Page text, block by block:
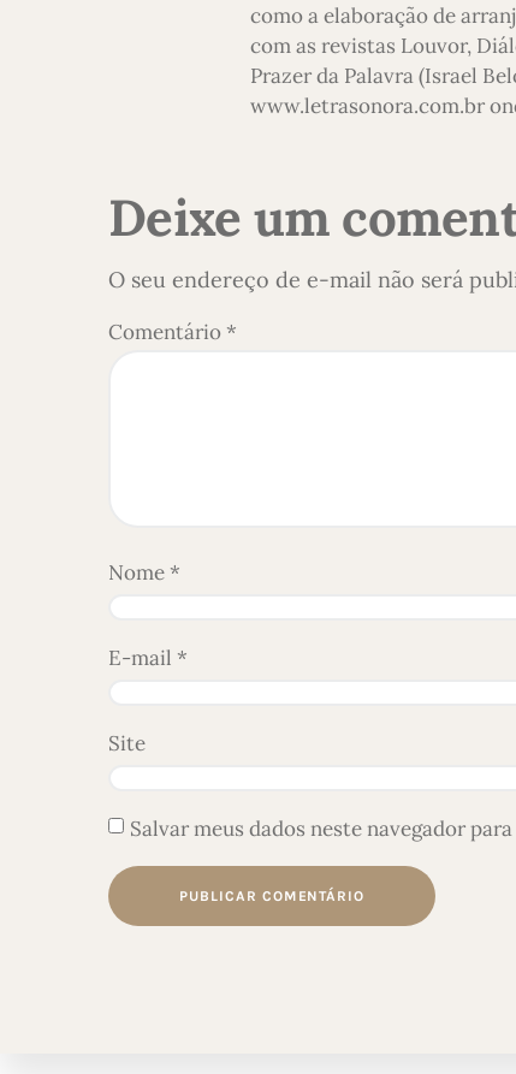
como a elaboração de
com as revistas Louvor,
Prazer da Palavra (Israel
www.letrasonora.com.br
Deixe um
O seu endereço de e-mail não será
Comentário*
Nome*
E-mail *
Site
Salvar meus dados neste navegador